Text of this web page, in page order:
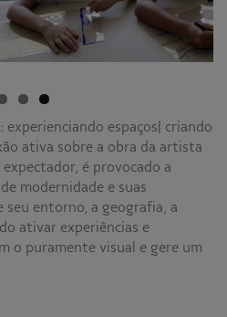
experienciando espaços| criando
ativa sobre a obra da artista
é provocado a
modernidade e suas
seu entorno, a geografia, a
ativar experiências e
o puramente visual e gere um